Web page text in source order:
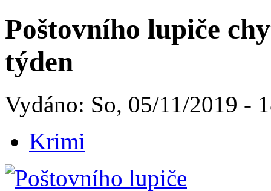
Poštovního lupiče
týden
Vydáno: So, 05/11/2019 -
Krimi